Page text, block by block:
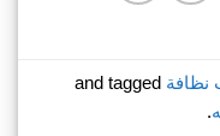
نظافة
.